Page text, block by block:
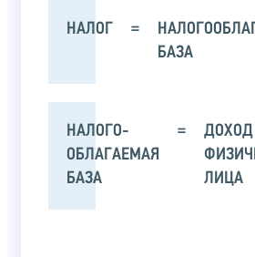
НАЛОГ =
БАЗА
НАЛОГО-
ОБЛАГАЕМАЯ
БАЗА
=
ДОХОД
ЛИЦА